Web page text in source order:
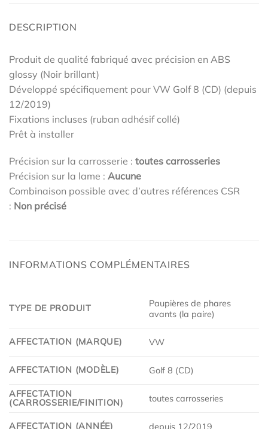
DESCRIPTION
Produit de qualité fabriqué avec précision en ABS
glossy (Noir brillant)
Développé spécifiquement pour VW Golf 8 (CD) (depuis
12/2019)
Fixations incluses (ruban adhésif collé)
Prêt à installer
Précision sur la carrosserie : toutes carrosseries
Précision sur la lame : Aucune
Combinaison possible avec d’autres références CSR
: Non précisé
INFORMATIONS COMPLÉMENTAIRES
TYPE DE PRODUIT
Paupières de phares
avants (la paire)
AFFECTATION (MARQUE) VW
AFFECTATION (MODÈLE) Golf 8 (CD)
AFFECTATION
(CARROSSERIE/FINITION)
toutes carrosseries
AFFECTATION (ANNÉE)